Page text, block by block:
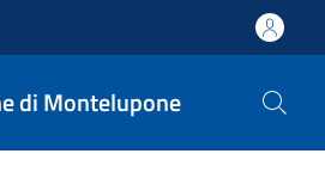
di Montelupone